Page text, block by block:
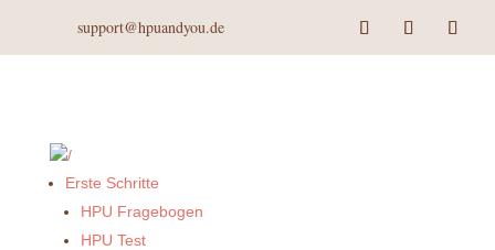
support@hpuandyou.de
Erste Schritte
HPU Fragebogen
HPU Test